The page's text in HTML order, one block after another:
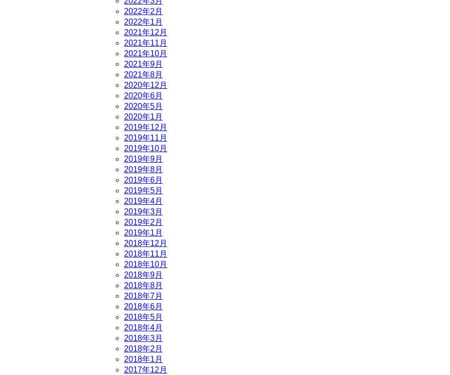
2022年2月
2022年1月
2021年12月
2021年11月
2021年10月
2021年9月
2021年8月
2020年12月
2020年6月
2020年5月
2020年1月
2019年12月
2019年11月
2019年10月
2019年9月
2019年8月
2019年6月
2019年5月
2019年4月
2019年3月
2019年2月
2019年1月
2018年12月
2018年11月
2018年10月
2018年9月
2018年8月
2018年7月
2018年6月
2018年5月
2018年4月
2018年3月
2018年2月
2018年1月
2017年12月